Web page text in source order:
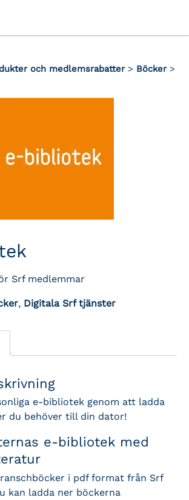
och medlemsrabatter> Böcker>
Srf medlemmar
, Digitala Srf tjänster
e-bibliotek genom att ladda
du behöver till din dator!
e-bibliotek med
i pdf format från Srf
kan ladda ner böckerna